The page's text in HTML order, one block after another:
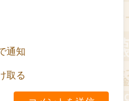
通知
取る